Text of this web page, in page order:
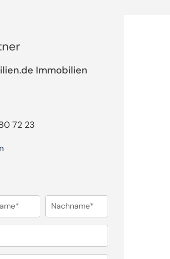
Immobilien
72 23
Nachname*